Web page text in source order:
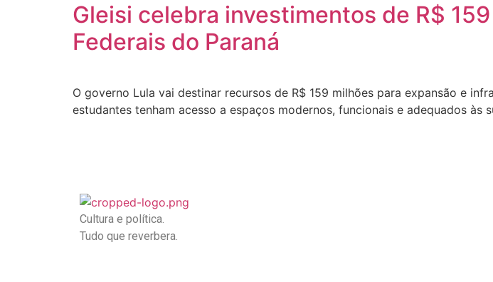
Gleisi celebra investimentos de R$
Federais do Paraná
O governo Lula vai destinar recursos de R$ 159 milhões para expansão e
estudantes tenham acesso a espaços modernos, funcionais e adequados às
Cultura e política.
Tudo que reverbera.